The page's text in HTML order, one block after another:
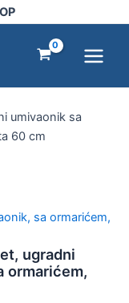
Menu
umivaonik sa
60 cm
sa ormarićem,
ugradni
ormarićem,